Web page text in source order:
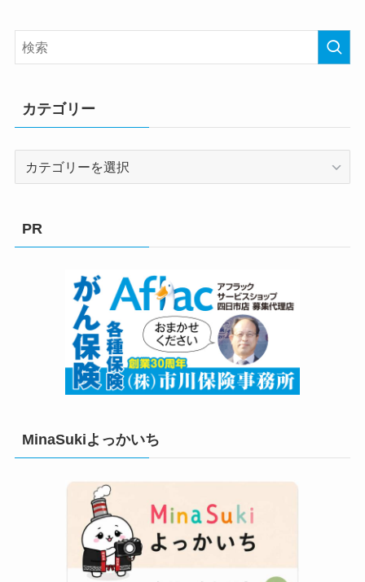
カテゴリー
PR
MinaSukiよっかいち